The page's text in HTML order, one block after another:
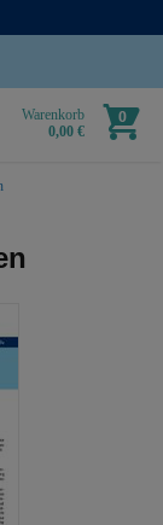
Warenkorb
0,00 €
0